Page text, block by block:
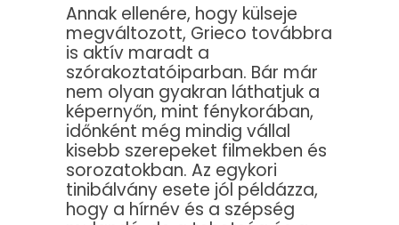
Annak ellenére, hogy külseje
megváltozott, Grieco továbbra
is aktív maradt a
szórakoztatóiparban. Bár már
nem olyan gyakran láthatjuk a
képernyőn, mint fénykorában,
időnként még mindig vállal
kisebb szerepeket filmekben és
sorozatokban. Az egykori
tinibálvány esete jól példázza,
hogy a hírnév és a szépség